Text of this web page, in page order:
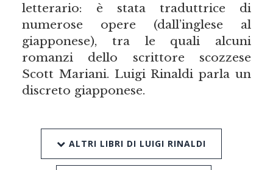
letterario: è stata traduttrice di
numerose opere (dall’inglese al
giapponese), tra le quali alcuni
romanzi dello scrittore scozzese
Scott Mariani. Luigi Rinaldi parla un
discreto giapponese.
ALTRI LIBRI DI LUIGI RINALDI